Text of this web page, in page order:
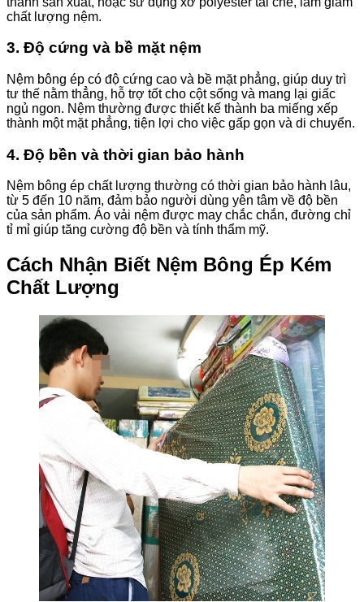
chất lượng nệm.
3. Độ cứng và bề mặt nệm
Nệm bông ép có độ cứng cao và bề mặt phẳng, giúp duy trì
tư thế nằm thẳng, hỗ trợ tốt cho cột sống và mang lại giấc
ngủ ngon. Nệm thường được thiết kế thành ba miếng xếp
thành một mặt phẳng, tiện lợi cho việc gấp gọn và di chuyển.
4. Độ bền và thời gian bảo hành
Nệm bông ép chất lượng thường có thời gian bảo hành lâu,
từ 5 đến 10 năm, đảm bảo người dùng yên tâm về độ bền
của sản phẩm. Áo vải nệm được may chắc chắn, đường chỉ
tỉ mỉ giúp tăng cường độ bền và tính thẩm mỹ.
Cách Nhận Biết Nệm Bông Ép Kém
Chất Lượng